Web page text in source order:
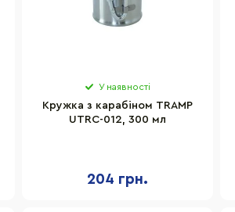
У наявності
Кружка з карабіном TRAMP
UTRC-012, 300 мл
204 грн.